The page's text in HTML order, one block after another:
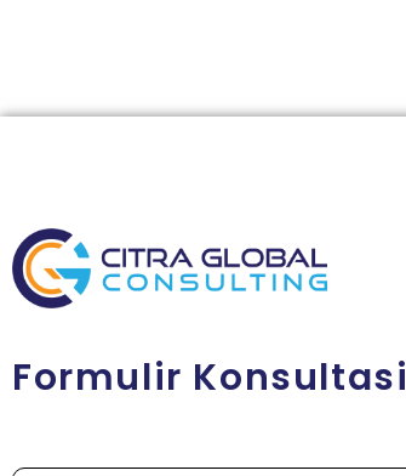
Formulir Konsultasi